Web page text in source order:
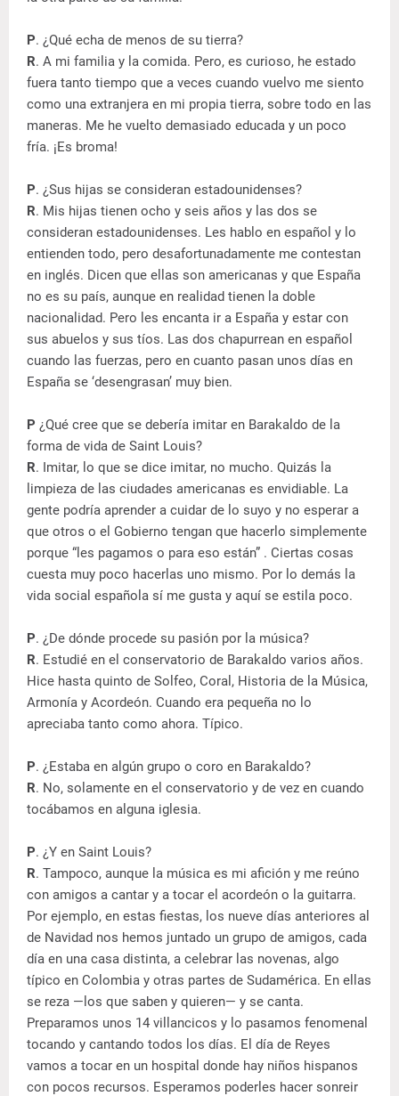
P. ¿Qué echa de menos de su tierra?
R. A mi familia y la comida. Pero, es curioso, he estado
fuera tanto tiempo que a veces cuando vuelvo me siento
como una extranjera en mi propia tierra, sobre todo en las
maneras. Me he vuelto demasiado educada y un poco
fría. ¡Es broma!
P. ¿Sus hijas se consideran estadounidenses?
R. Mis hijas tienen ocho y seis años y las dos se
consideran estadounidenses. Les hablo en español y lo
entienden todo, pero desafortunadamente me contestan
en inglés. Dicen que ellas son americanas y que España
no es su país, aunque en realidad tienen la doble
nacionalidad. Pero les encanta ir a España y estar con
sus abuelos y sus tíos. Las dos chapurrean en español
cuando las fuerzas, pero en cuanto pasan unos días en
España se ‘desengrasan’ muy bien.
P ¿Qué cree que se debería imitar en Barakaldo de la
forma de vida de Saint Louis?
R. Imitar, lo que se dice imitar, no mucho. Quizás la
limpieza de las ciudades americanas es envidiable. La
gente podría aprender a cuidar de lo suyo y no esperar a
que otros o el Gobierno tengan que hacerlo simplemente
porque “les pagamos o para eso están” . Ciertas cosas
cuesta muy poco hacerlas uno mismo. Por lo demás la
vida social española sí me gusta y aquí se estila poco.
P. ¿De dónde procede su pasión por la música?
R. Estudié en el conservatorio de Barakaldo varios años.
Hice hasta quinto de Solfeo, Coral, Historia de la Música,
Armonía y Acordeón. Cuando era pequeña no lo
apreciaba tanto como ahora. Típico.
P. ¿Estaba en algún grupo o coro en Barakaldo?
R. No, solamente en el conservatorio y de vez en cuando
tocábamos en alguna iglesia.
P. ¿Y en Saint Louis?
R. Tampoco, aunque la música es mi afición y me reúno
con amigos a cantar y a tocar el acordeón o la guitarra.
Por ejemplo, en estas fiestas, los nueve días anteriores al
de Navidad nos hemos juntado un grupo de amigos, cada
día en una casa distinta, a celebrar las novenas, algo
típico en Colombia y otras partes de Sudamérica. En ellas
se reza —los que saben y quieren— y se canta.
Preparamos unos 14 villancicos y lo pasamos fenomenal
tocando y cantando todos los días. El día de Reyes
vamos a tocar en un hospital donde hay niños hispanos
con pocos recursos. Esperamos poderles hacer sonreir